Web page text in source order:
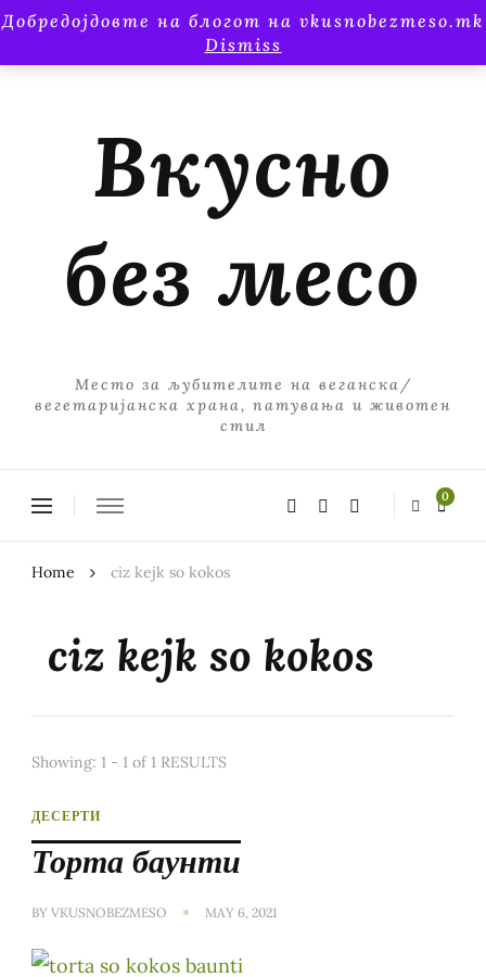
Добредојдовте на блогот на vkusnobezmeso.mk
Dismiss
Вкусно
без месо
Место за љубителите на веганска/
вегетаријанска храна, патувања и животен
стил
0
Home ciz kejk so kokos
ciz kejk so kokos
Showing: 1 - 1 of 1 RESULTS
ДЕСЕРТИ
Торта баунти
BY VKUSNOBEZMESO MAY 6, 2021